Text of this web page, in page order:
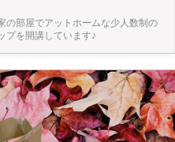
してもらえたら嬉しいです。
♡ク
ARTを
マス・キャンディ・ケーン ④クリス
トやリボンなど様々な素材を使用
を一緒に制作しましょう♪ ★絵の
ているため作業を進めれば進めるほ
が掻き立てられ、どんどん作品
の部屋でアットホームな少人数制の
プを開講しています♪